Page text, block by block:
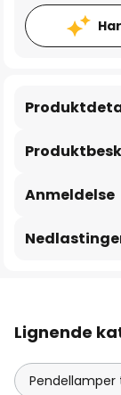
Anmeldelse
Lignende